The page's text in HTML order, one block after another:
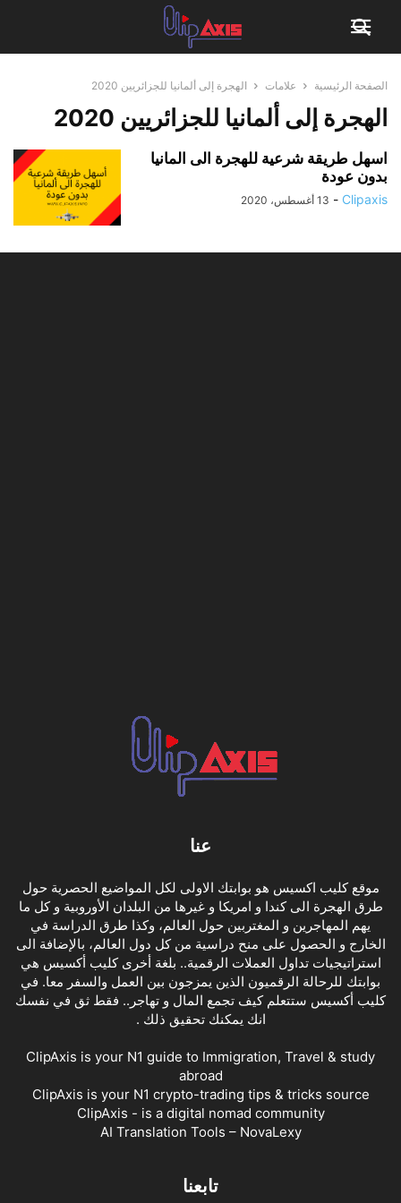
الصفحة الرئيسية علامات الهجرة إلى ألمانيا للجزائريين 2020
الهجرة إلى ألمانيا للجزائريين 2020
اسهل طريقة شرعية للهجرة الى المانيا
بدون عودة
Clipaxis
- 13 أغسطس، 2020
عنا
موقع كليب اكسيس هو بوابتك الاولى لكل المواضيع الحصرية حول
طرق الهجرة الى كندا و امريكا و غيرها من البلدان الأوروبية و كل ما
يهم المهاجرين و المغتربين حول العالم، وكذا طرق الدراسة في
الخارج و الحصول على منح دراسية من كل دول العالم، بالإضافة الى
استراتيجيات تداول العملات الرقمية.. بلغة أخرى كليب أكسيس هي
بوابتك للرحالة الرقميون الذين يمزجون بين العمل والسفر معا. في
كليب أكسيس ستتعلم كيف تجمع المال و تهاجر.. فقط ثق في نفسك
انك يمكنك تحقيق ذلك .
ClipAxis is your N1 guide to Immigration, Travel & study
abroad
ClipAxis is your N1 crypto-trading tips & tricks source
ClipAxis - is a digital nomad community
AI Translation Tools – NovaLexy
تابعنا